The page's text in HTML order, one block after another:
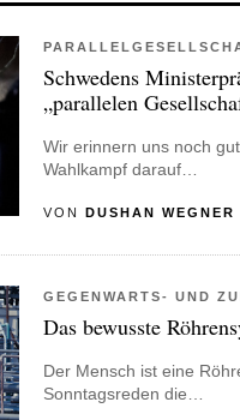
Schwedens
„parallelen
Wir erinnern uns noch
Wahlkampf darauf…
VON DUSHAN WEGNER
GEGENWARTS- UND
Das bewusste
Der Mensch ist eine
Sonntagsreden die…